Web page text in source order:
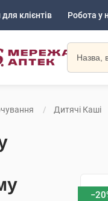
клієнтів Робота у
Дитячі Каші